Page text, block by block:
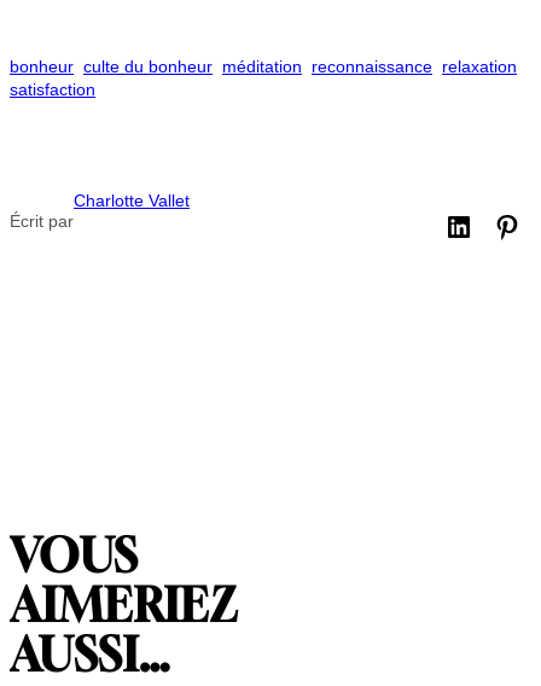
bonheur culte du bonheur méditation reconnaissance relaxation
satisfaction
Écrit par
Charlotte Vallet
VOUS
AIMERIEZ
AUSSI…